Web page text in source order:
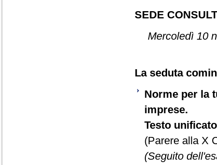
SEDE
Mercoledì 10
La seduta
Norme per la
imprese.
Testo
(Parere alla X
(Seguito